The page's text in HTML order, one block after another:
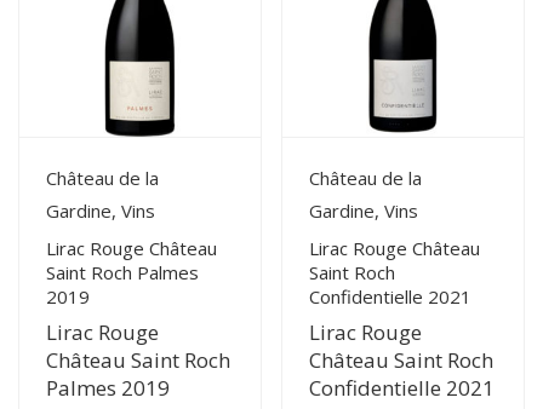
View Details
Château de la
Gardine, Vins
Lirac Rouge Château
Saint Roch Palmes
2019
Lirac Rouge
Château Saint Roch
Palmes 2019
View Details
Château de la
Gardine, Vins
Lirac Rouge Château
Saint Roch
Confidentielle 2021
Lirac Rouge
Château Saint Roch
Confidentielle 2021